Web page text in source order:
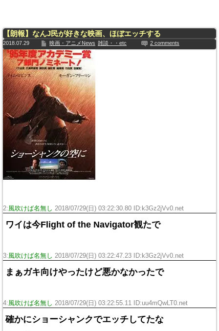
【朗報】なんJ民が好きな映画、ほぼエッチする
2018.07.29 映画・アニメNews 雑談・・etc 2 comments
2:風吹けば名無し 2018/07/29(日) 03:22:30.80 ID:k3Gz2jVv0.net
ワイは今Flight of the Navigator観たで
3:風吹けば名無し 2018/07/29(日) 03:22:47.23 ID:k3Gz2jVv0.net
まぁガキ向けやったけど悪かなかったで
4:風吹けば名無し 2018/07/29(日) 03:22:55.11 ID:uu4mQwLT0.net
確かにショーシャンクでエッチしてたな